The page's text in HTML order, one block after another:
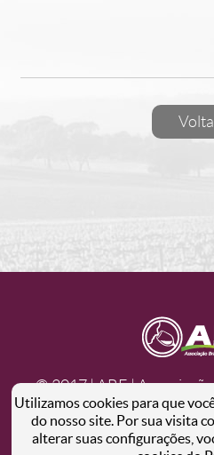
© 2017 | ABE |
Utilizamos cookies para que
do nosso site. Por sua visita
alterar suas configurações,